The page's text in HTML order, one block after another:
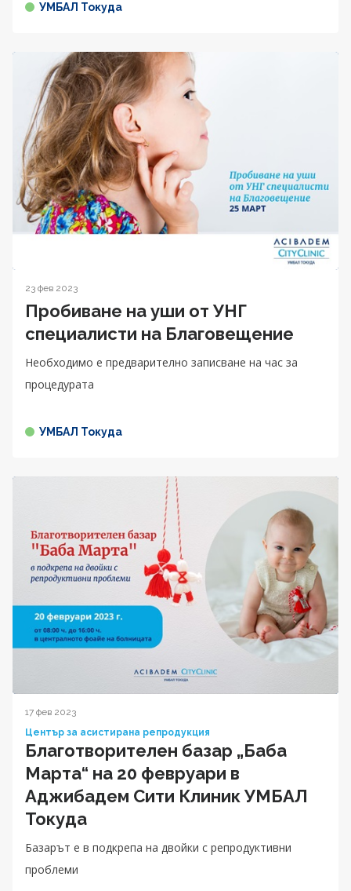
УМБАЛ Токуда
23 фев 2023
Пробиване на уши от УНГ
специалисти на Благовещение
Необходимо е предварително записване на час за
процедурата
УМБАЛ Токуда
17 фев 2023
Център за асистирана репродукция
Благотворителен базар „Баба
Марта“ на 20 февруари в
Аджибадем Сити Клиник УМБАЛ
Токуда
Базарът е в подкрепа на двойки с репродуктивни
проблеми